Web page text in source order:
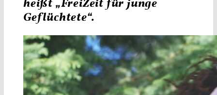
Geflüchtete“.